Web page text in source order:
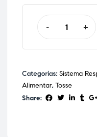
- +
Categorias: Sistema
Alimentar, Tosse
Share: